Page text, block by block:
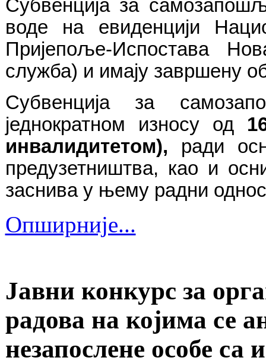
Субвенција за
воде на евиденцији
Пријепоље-Испостава
служба) и имају завршену
Субвенција за
једнократном износу од
инвалидитетом), ради
предузетништва, као и
заснива у њему радни
Опширније...
Јавни конкурс за
радова на којима се
незапослене особе са